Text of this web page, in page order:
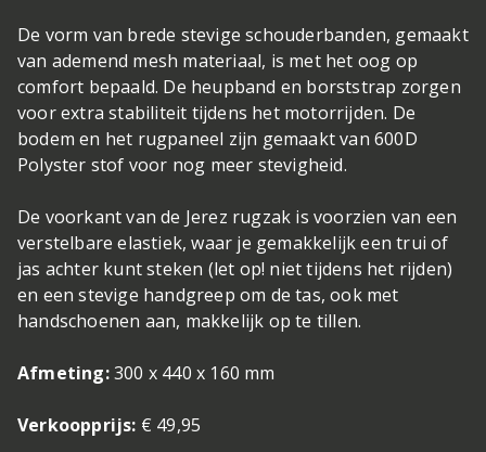
De vorm van brede stevige schouderbanden, gemaakt
van ademend mesh materiaal, is met het oog op
comfort bepaald. De heupband en borststrap zorgen
voor extra stabiliteit tijdens het motorrijden. De
bodem en het rugpaneel zijn gemaakt van 600D
Polyster stof voor nog meer stevigheid.
De voorkant van de Jerez rugzak is voorzien van een
verstelbare elastiek, waar je gemakkelijk een trui of
jas achter kunt steken (let op! niet tijdens het rijden)
en een stevige handgreep om de tas, ook met
handschoenen aan, makkelijk op te tillen.
Afmeting:300 x 440 x 160 mm
Verkoopprijs: € 49,95